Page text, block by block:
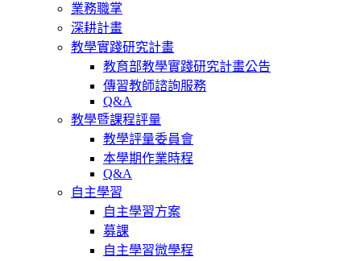
業務職掌
深耕計畫
教學實踐研究計畫
教育部教學實踐研究計畫公告
傳習教師諮詢服務
Q&A
教學暨課程評量
教學評量委員會
本學期作業時程
Q&A
自主學習
自主學習方案
募課
自主學習微學程